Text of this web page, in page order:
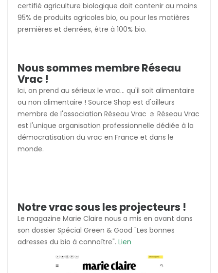
certifié agriculture biologique doit contenir au moins
95% de produits agricoles bio, ou pour les matières
premières et denrées, être à 100% bio.
Nous sommes membre Réseau
Vrac !
Ici, on prend au sérieux le vrac... qu'il soit alimentaire
ou non alimentaire ! Source Shop est d'ailleurs
membre de l'association Réseau Vrac ☺️ Réseau Vrac
est l'unique organisation professionnelle dédiée à la
démocratisation du vrac en France et dans le
monde.
Notre vrac sous les projecteurs !
Le magazine Marie Claire nous a mis en avant dans
son dossier Spécial Green & Good "Les bonnes
adresses du bio à connaître". Lien